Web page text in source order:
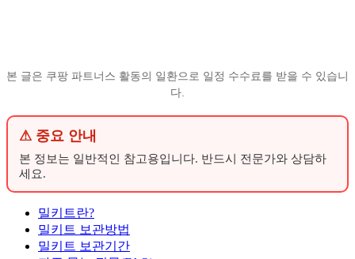
본 글은 쿠팡 파트너스 활동의 일환으로 일정 수수료를 받을 수 있습니
다.
⚠ 중요 안내
본 정보는 일반적인 참고용입니다. 반드시 전문가와 상담하
세요.
밀키트란?
밀키트 보관방법
밀키트 보관기간